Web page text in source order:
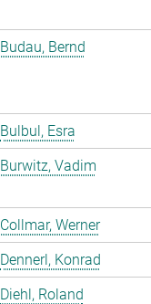
Budau, Bernd
Bulbul, Esra
Burwitz, Vadim
Collmar, Werner
Dennerl, Konrad
Diehl, Roland